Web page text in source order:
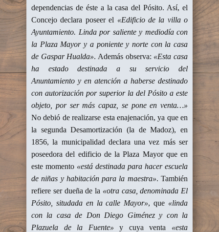
dependencias de éste a la casa del Pósito. Así, el
Concejo declara poseer el «Edificio de la villa o
Ayuntamiento. Linda por saliente y mediodía con
la Plaza Mayor y a poniente y norte con la casa
de Gaspar Hualda». Además observa: «Esta casa
ha estado destinada a su servicio del
Anuntamiento y en atención a haberse destinado
con autorización por superior la del Pósito a este
objeto, por ser más capaz, se pone en venta…»
No debió de realizarse esta enajenación, ya que en
la segunda Desamortización (la de Madoz), en
1856, la municipalidad declara una vez más ser
poseedora del edificio de la Plaza Mayor que en
este momento «está destinada para hacer escuela
de niñas y habitación para la maestra». También
refiere ser dueña de la «otra casa, denominada El
Pósito, situdada en la calle Mayor», que «linda
con la casa de Don Diego Giménez y con la
Plazuela de la Fuente» y cuya venta «esta